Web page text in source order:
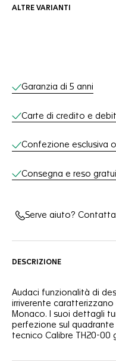
ALTRE VARIANTI
Servizi online
Garanzia di 5 anni
Carte di credito e
Confezione esclusiva
Consegna e reso
Serve aiuto?
DESCRIZIONE
Audaci funzionalità di
irriverente caratterizzano
Monaco. I suoi dettagli
perfezione sul
tecnico Calibre TH20-00